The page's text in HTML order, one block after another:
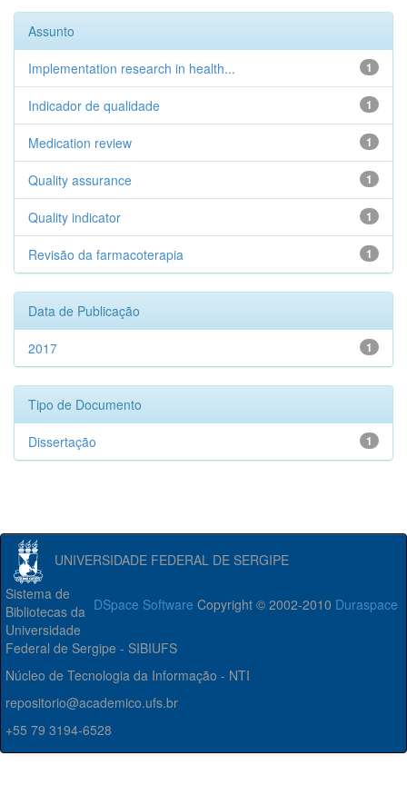
Assunto
1
Implementation research in health...
1
Indicador de qualidade
1
Medication review
1
Quality assurance
1
Quality indicator
1
Revisão da farmacoterapia
Data de Publicação
1
2017
Tipo de Documento
1
Dissertação
UNIVERSIDADE FEDERAL DE SERGIPE
DSpace Software Copyright © 2002-2010 Duraspace
Sistema de
Bibliotecas da
Universidade
Federal de Sergipe - SIBIUFS
Núcleo de Tecnologia da Informação - NTI
repositorio@academico.ufs.br
+55 79 3194-6528